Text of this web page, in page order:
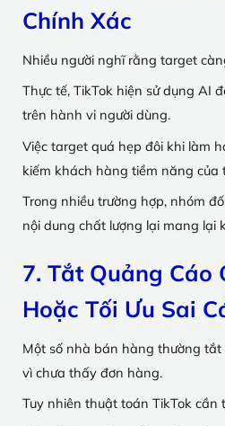
Chính Xác
Nhiều người nghĩ rằng target
Thực tế, TikTok hiện sử dụng AI
trên hành vi người dùng.
Việc target quá hẹp đôi khi làm
kiếm khách hàng tiềm năng của
Trong nhiều trường hợp, nhóm
nội dung chất lượng lại mang lại
7. Tắt Quảng Cáo
Hoặc Tối Ưu Sai
Một số nhà bán hàng thường tắt
vì chưa thấy đơn hàng.
Tuy nhiên thuật toán TikTok cần